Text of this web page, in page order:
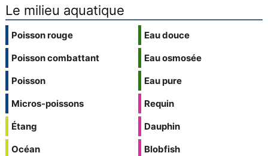
Le milieu aquatique
Poisson rouge
Poisson combattant
Poisson
Micros-poissons
Étang
Océan
Eau douce
Eau osmosée
Eau pure
Requin
Dauphin
Blobfish